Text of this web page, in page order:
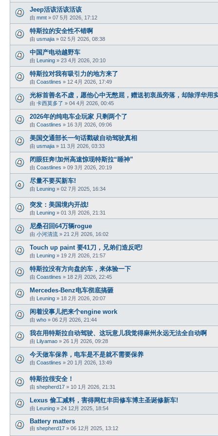
Jeep活该活该活该
由 mmt » 07 5月 2026, 17:12
特斯拉的安全性不错啊
由 usmajia » 02 5月 2026, 08:38
中国产电动越野车
由 Leuning » 23 4月 2026, 20:10
特斯拉对我有吸引力的地方来了
由 Coastlines » 12 4月 2026, 17:49
光标首善名不虚，愿他心中无憋屈，赠送初衷虽旁落，却除浮华用
由 卡西莫多了 » 04 4月 2026, 00:45
2026年的纯电车企玩家 只剩两个了
由 Coastlines » 16 3月 2026, 09:06
美国交通部长一句话戳破自动驾驶真相
由 usmajia » 11 3月 2026, 03:33
闭眼狂奔!加州高速惊现特斯拉“睡神”
由 Coastlines » 09 3月 2026, 20:19
尽量不要买新车!
由 Leuning » 02 7月 2025, 16:34
突发：美国境内开战!
由 Leuning » 01 3月 2026, 21:31
尼桑召回64万辆rogue
由 小河清流 » 21 2月 2026, 16:02
Touch up paint 要41刀，兄弟们造反吧!
由 Leuning » 19 2月 2026, 21:57
特斯拉没有方向盘的车，来体验一下
由 Coastlines » 18 2月 2026, 22:45
Mercedes-Benz电车彻底搞砸
由 Leuning » 18 2月 2026, 20:07
闲着没事儿把来个engine work
由 who » 06 2月 2026, 21:44
我在用特斯拉自动驾驶、这玩意儿我觉得麻州永远无法全自动啊
由 Lilyamao » 26 1月 2026, 09:28
今天做车保养，电车是不是就不需要保养
由 Coastlines » 20 1月 2026, 13:49
特斯拉很安全！
由 shepherd17 » 10 1月 2026, 21:31
Lexus 偷工减料，害得网红丰田修车博主圣诞修新车!
由 Leuning » 24 12月 2025, 18:54
Battery matters
由 shepherd17 » 06 12月 2025, 13:12